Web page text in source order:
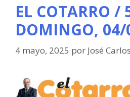
EL COTARRO /
DOMINGO,
4 mayo, 2025 por José